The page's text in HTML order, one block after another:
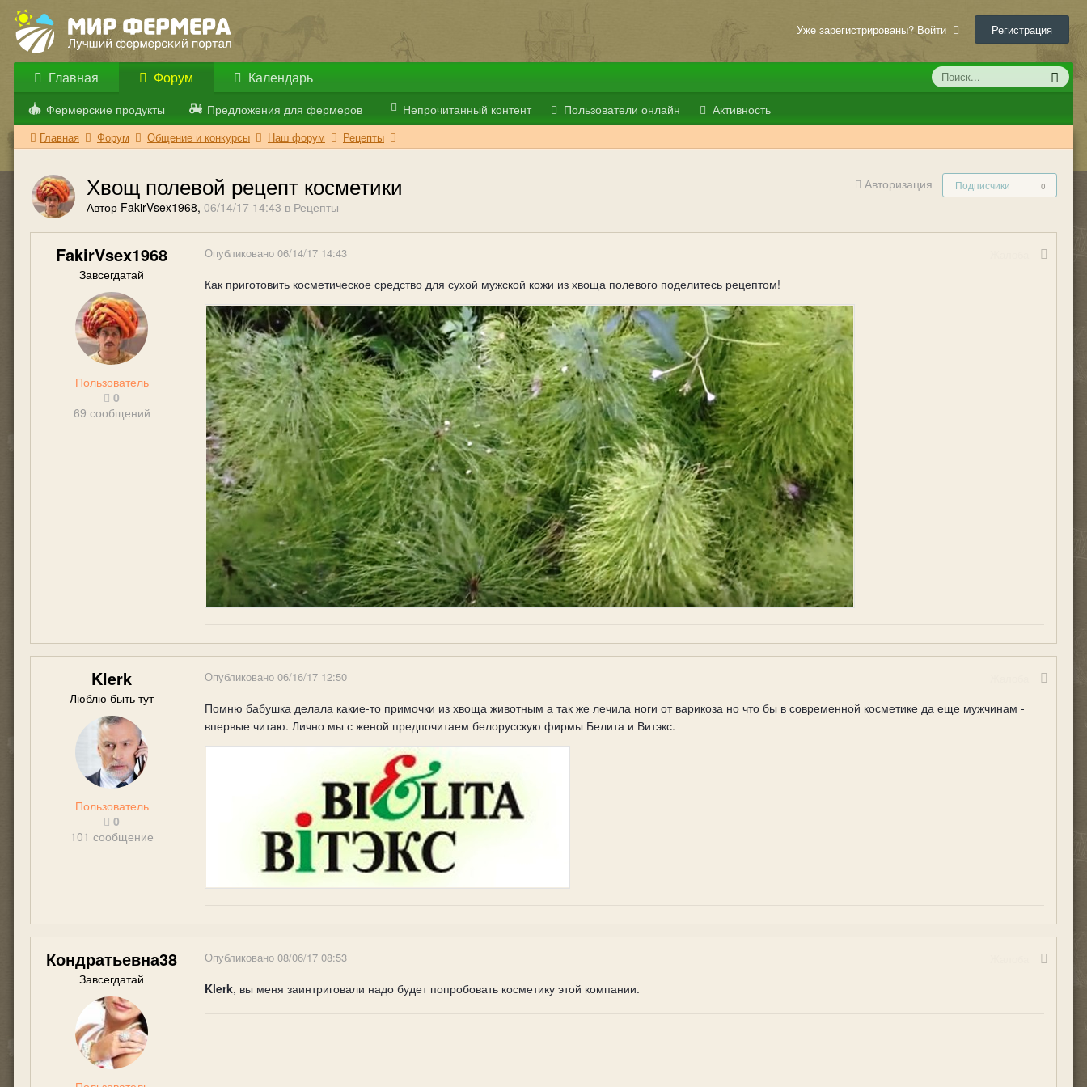
Уже зарегистрированы? Войти Регистрация
Главная Форум
Фермерские продукты Предложения для фермеров Непрочитанный контент Пользователи онлайн Активность
Календарь
Главная Форум Общение и конкурсы Наш форум Рецепты
Авторизация Подписчики 0
Хвощ полевой рецепт косметики
Автор FakirVsex1968, 06/14/17 14:43 в Рецепты
FakirVsex1968
Завсегдатай
Пользователь
0
69 сообщений
Опубликовано 06/14/17 14:43
Как приготовить косметическое средство для сухой мужской кожи из хвоща полевого поделитесь рецептом!
Klerk
Люблю быть тут
Пользователь
0
101 сообщение
Опубликовано 06/16/17 12:50
Помню бабушка делала какие-то примочки из хвоща животным а так же лечила ноги от варикоза но что бы в современной косметике да еще мужчинам -
впервые читаю. Лично мы с женой предпочитаем белорусскую фирмы Белита и Витэкс.
Кондратьевна38
Завсегдатай
Опубликовано 08/06/17 08:53
Klerk, вы меня заинтриговали надо будет попробовать косметику этой компании.